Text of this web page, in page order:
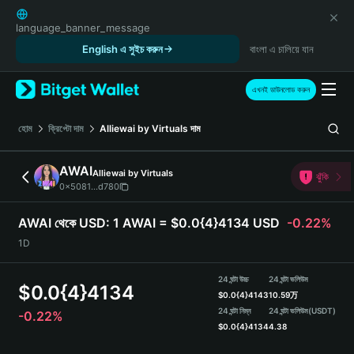
English
日本語
Русский
Español (Latinoamérica)
Türkçe
Italiano
Deutsch
简体中文
繁體中文
Português (Portugal)
Bahasa Indonesia
Español
language_banner_message
English এ সুইচ করুন
বাংলা এ চালিয়ে যান
এখনই ডাউনলোড করুন
হোম ক্রিপ্টো দাম Alliewai by Virtuals দাম
AWAIAlliewai by Virtuals
0x5081...d780
ঝুঁকি
AWAI থেকে USD: 1 AWAI = $0.0{4}4134 USD -0.22%
1D
$0.0{4}4134
-0.22%
24 ঘন্টা উচ্চ
$0.0{4}4143
24 ঘন্টা নিম্ন
$0.0{4}4134
24 ঘন্টা ভলিউম
10.59万
24 ঘন্টা ভলিউম(USDT)
4.38